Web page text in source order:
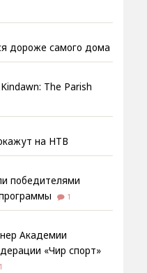
дороже самого дома
The Parish
на НТВ
победителями
1
Академии
«Чир спорт»
1